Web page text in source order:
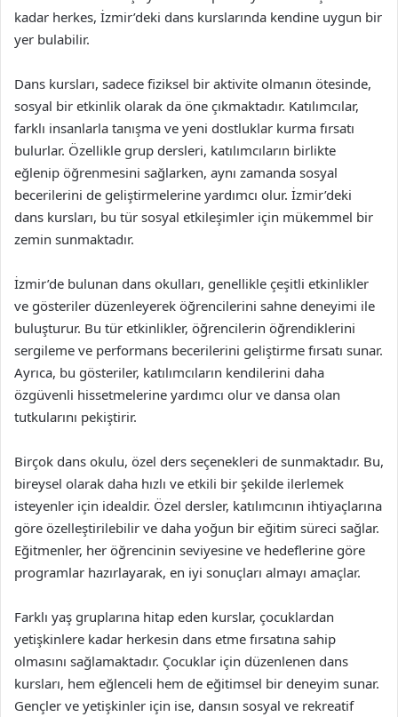
kadar herkes, İzmir’deki dans kurslarında kendine uygun bir
yer bulabilir.
Dans kursları, sadece fiziksel bir aktivite olmanın ötesinde,
sosyal bir etkinlik olarak da öne çıkmaktadır. Katılımcılar,
farklı insanlarla tanışma ve yeni dostluklar kurma fırsatı
bulurlar. Özellikle grup dersleri, katılımcıların birlikte
eğlenip öğrenmesini sağlarken, aynı zamanda sosyal
becerilerini de geliştirmelerine yardımcı olur. İzmir’deki
dans kursları, bu tür sosyal etkileşimler için mükemmel bir
zemin sunmaktadır.
İzmir’de bulunan dans okulları, genellikle çeşitli etkinlikler
ve gösteriler düzenleyerek öğrencilerini sahne deneyimi ile
buluşturur. Bu tür etkinlikler, öğrencilerin öğrendiklerini
sergileme ve performans becerilerini geliştirme fırsatı sunar.
Ayrıca, bu gösteriler, katılımcıların kendilerini daha
özgüvenli hissetmelerine yardımcı olur ve dansa olan
tutkularını pekiştirir.
Birçok dans okulu, özel ders seçenekleri de sunmaktadır. Bu,
bireysel olarak daha hızlı ve etkili bir şekilde ilerlemek
isteyenler için idealdir. Özel dersler, katılımcının ihtiyaçlarına
göre özelleştirilebilir ve daha yoğun bir eğitim süreci sağlar.
Eğitmenler, her öğrencinin seviyesine ve hedeflerine göre
programlar hazırlayarak, en iyi sonuçları almayı amaçlar.
Farklı yaş gruplarına hitap eden kurslar, çocuklardan
yetişkinlere kadar herkesin dans etme fırsatına sahip
olmasını sağlamaktadır. Çocuklar için düzenlenen dans
kursları, hem eğlenceli hem de eğitimsel bir deneyim sunar.
Gençler ve yetişkinler için ise, dansın sosyal ve rekreatif